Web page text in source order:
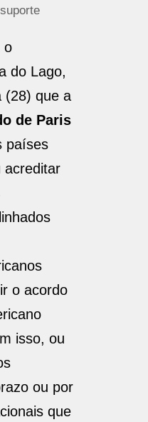
o
do Lago,
(28) que a
de Paris
países
acreditar
o acordo
isso, ou
ou por
que